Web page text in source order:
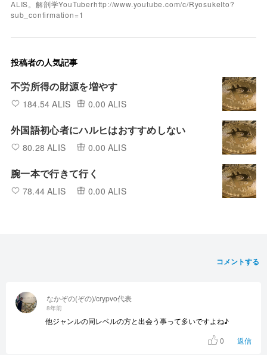
ALIS。解剖学YouTuberhttp://www.youtube.com/c/RyosukeIto?
sub_confirmation=1
投稿者の人気記事
不労所得の財源を増やす
184.54 ALIS 0.00 ALIS
外国語初心者にハルヒはおすすめしない
80.28 ALIS 0.00 ALIS
腕一本で行きて行く
78.44 ALIS 0.00 ALIS
コメントする
なかぞの(ぞの)/crypvo代表
8年前
他ジャンルの同レベルの方と出会う事って多いですよね♪
0
返信